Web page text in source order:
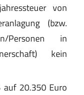
von
(bzw.
Personen in
kein
auf 20.350 Euro